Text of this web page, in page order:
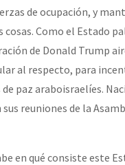
de ocupación, y
Como el Estado
de Donald Trump
al respecto, para
paz araboisraelíes.
reuniones de la
en qué consiste este